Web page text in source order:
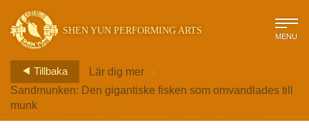
SHEN YUN PERFORMING ARTS MENU
Tillbaka Lär dig mer >
Sandmunken: Den gigantiske fisken som omvandlades till
munk